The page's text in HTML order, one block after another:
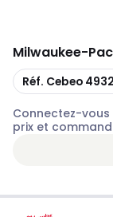
Milwaukee-
Copier
Réf. Cebeo
Connectez-
prix et